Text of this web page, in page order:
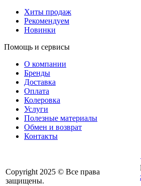
Хиты продаж
Рекомендуем
Новинки
Помощь и сервисы
О компании
Бренды
Доставка
Оплата
Колеровка
Услуги
Полезные материалы
Обмен и возврат
Контакты
Copyright 2025 © Все права
защищены.